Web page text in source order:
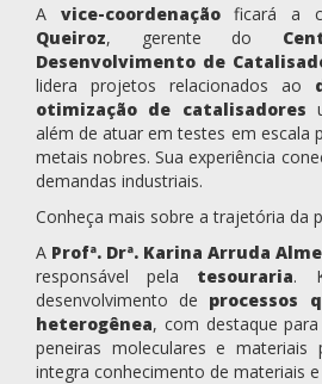
A vice-coordenaçãoficará a
Queiroz, gerente do
Desenvolvimento de
lidera projetos relacionados ao
otimização de catalisadores
além de atuar em testes em escala
metais nobres. Sua experiência
demandas industriais.
Conheça mais sobre a trajetória da
A Profª. Drª. Karina Arruda
responsável pela tesouraria.
desenvolvimento de processos
heterogênea, com destaque
peneiras moleculares e materiais
integra conhecimento de materiais